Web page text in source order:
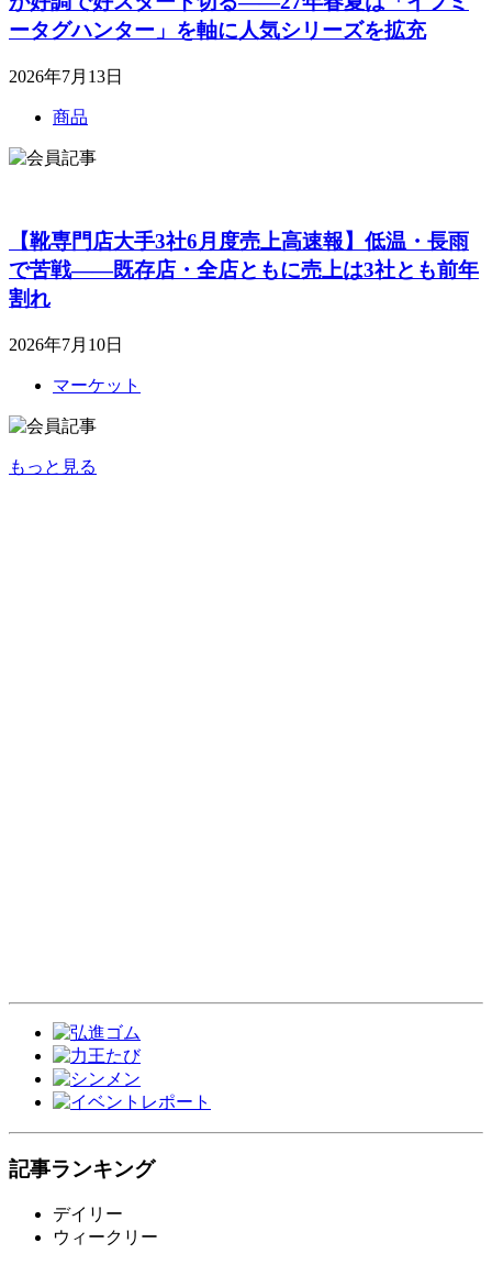
ータグハンター」を軸に人気シリーズを拡充
2026年7月13日
商品
【靴専門店大手3社6月度売上高速報】低温・長雨
で苦戦――既存店・全店ともに売上は3社とも前年
割れ
2026年7月10日
マーケット
もっと見る
記事ランキング
デイリー
ウィークリー